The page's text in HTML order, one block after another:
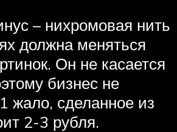
– нихромовая нить
должна меняться
Он не касается
бизнес не
жало, сделанное из
2-3 рубля.